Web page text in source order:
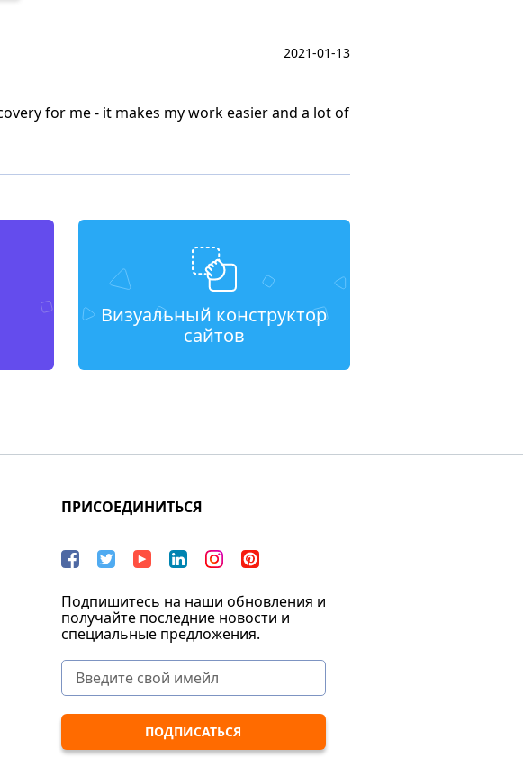
2021-01-13
for me - it makes my work easier and a lot of
Визуальный конструктор
сайтов
ПРИСОЕДИНИТЬСЯ
Подпишитесь на наши обновления и
получайте последние новости и
специальные предложения.